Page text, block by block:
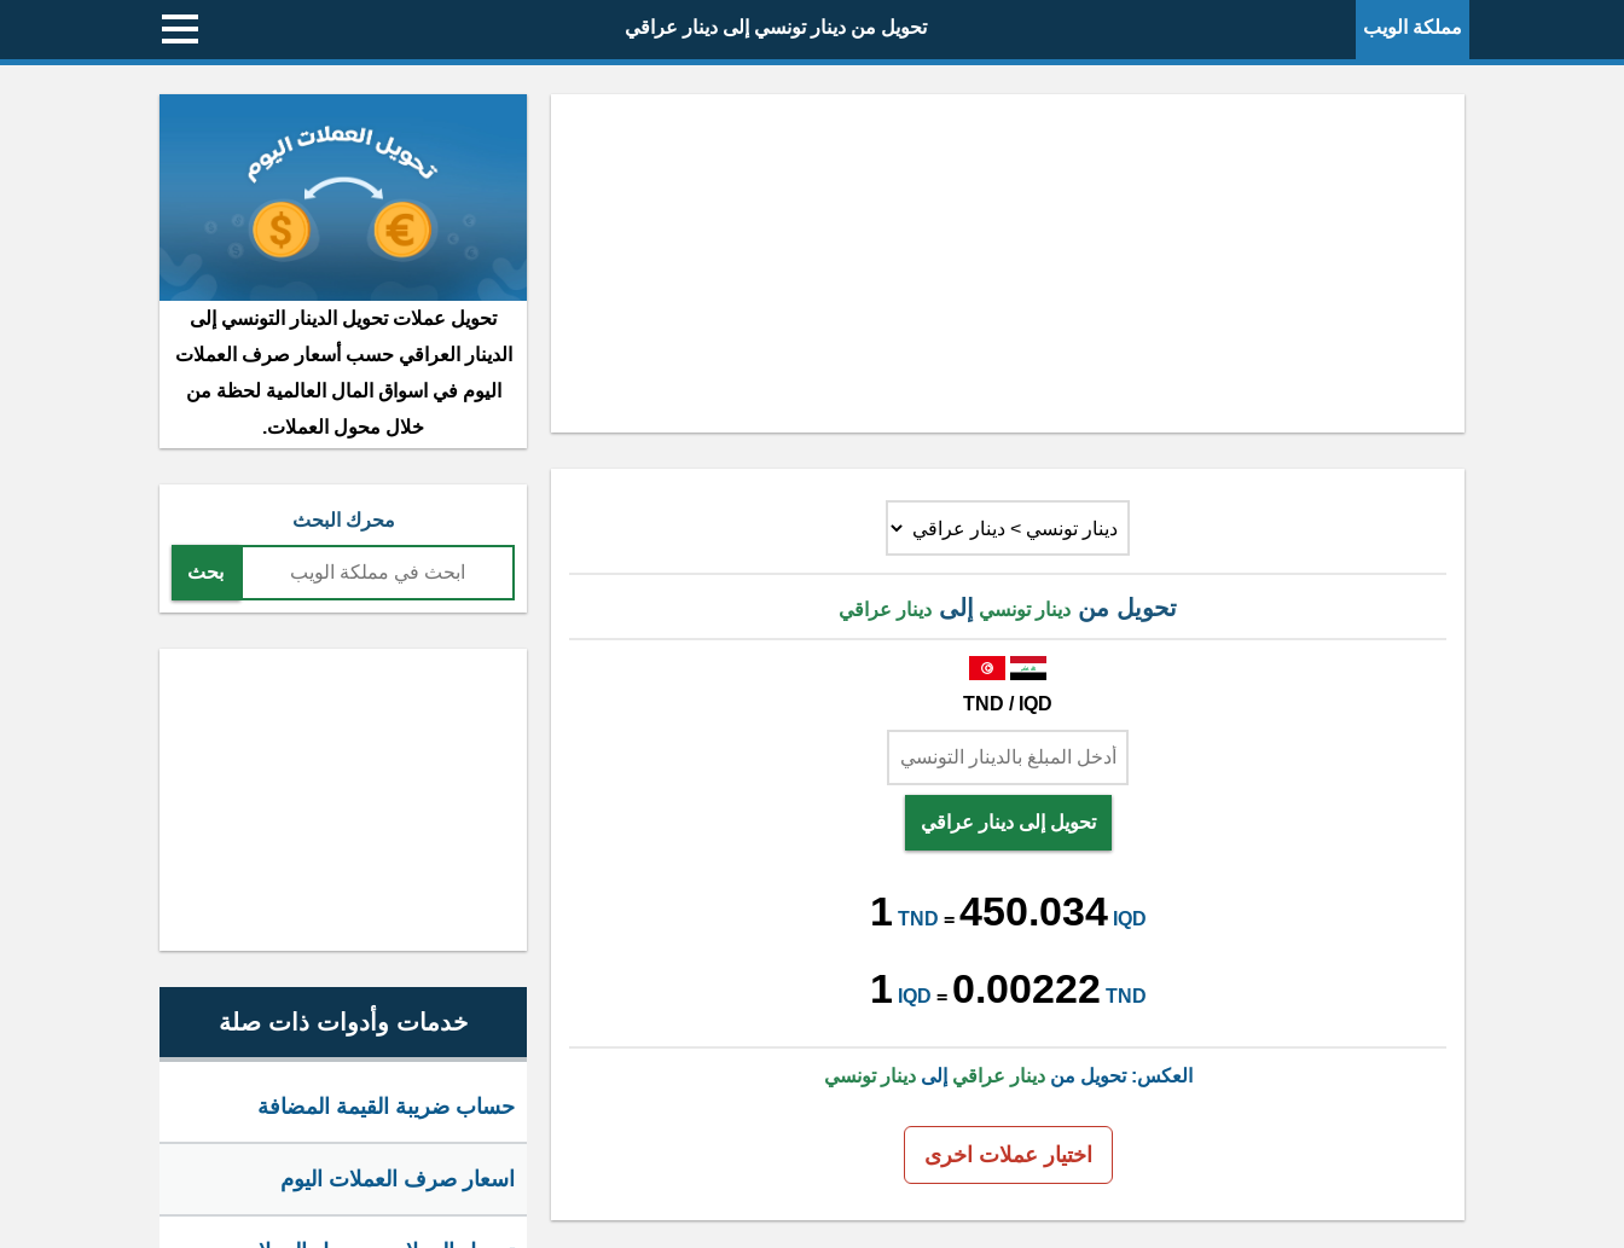
مملكة الويب تحويل من دينار تونسي إلى دينار عراقي
تحويل من دينار تونسي إلى دينار عراقي
TND / IQD
تحويل إلى دينار عراقي
1 TND = 450.034 IQD
1 IQD = 0.00222 TND
العكس: تحويل مندينار عراقي إلىدينار تونسي
اختيار عملات اخرى
تحويل عملات تحويل الدينار التونسي إلى
الدينار العراقي حسب أسعار صرف العملات
اليوم في اسواق المال العالمية لحظة من
خلال محول العملات.
محرك البحث
بحث
خدمات وأدوات ذات صلة
حساب ضريبة القيمة المضافة
اسعار صرف العملات اليوم